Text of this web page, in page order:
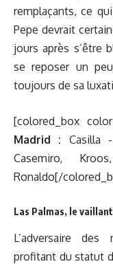
remplaçants, ce
Pepe devrait
jours après s’être
se reposer un
toujours de sa
[colored_box
Madrid : Casilla
Casemiro,
Ronaldo[/
Las Palmas, le
L’adversaire des
profitant du statut